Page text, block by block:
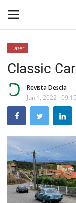
Home
...by Descla
Desporto
Contactos
Sobre Nós
Lazer
Classic
Revista Descla
Jun 1, 2022 - 09:15